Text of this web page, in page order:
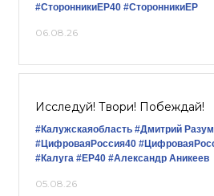
#СторонникиЕР40 #СторонникиЕР
06.08.26
Исследуй! Твори! Побеждай!
#Калужскаяобласть #Дмитрий
#ЦифроваяРоссия40
#Калуга #ЕР40 #Александр Аникеев
05.08.26